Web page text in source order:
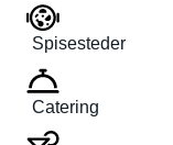
Spisesteder
Catering